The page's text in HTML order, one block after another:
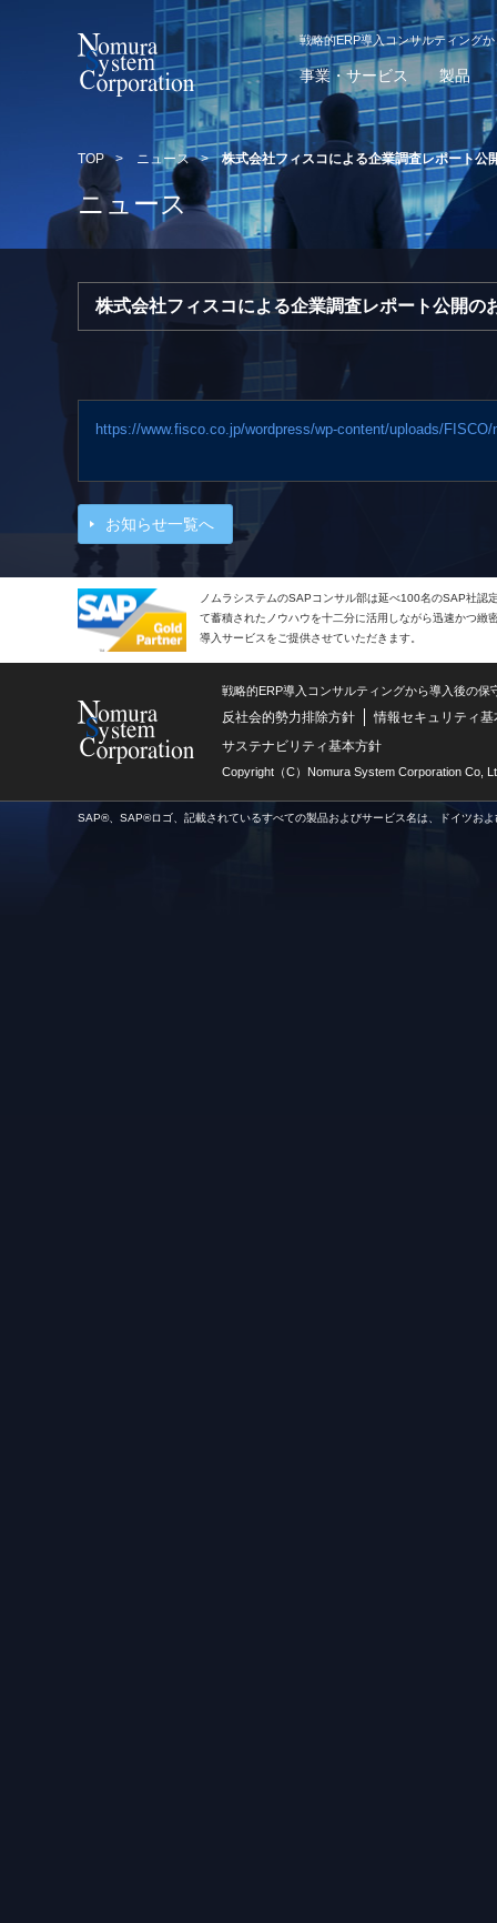
戦略的ERP導入コンサルティング
事業・サービス 製品
TOP > ニュース >株式会社フィスコによる企業調査レポート公
ニュース
株式会社フィスコによる企業調査レポート公開の
https://www.fisco.co.jp/wordpress/wp-content/uploads/
お知らせ一覧へ
ノムラシステムのSAPコンサル部は延べ100名のSAP社認
て蓄積されたノウハウを十二分に活用しながら迅速かつ緻
導入サービスをご提供させていただきます。
戦略的ERP導入コンサルティングから導入後の
反社会的勢力排除方針
情報セキュリティ基
サステナビリティ基本方針
Copyright（C）Nomura System Corporation Co,
SAP®、SAP®ロゴ、記載されているすべての製品およびサービス名は、ドイツお